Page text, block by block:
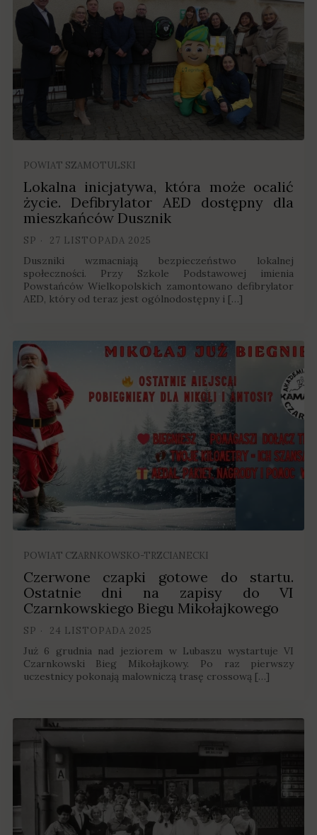
POWIAT SZAMOTULSKI
Lokalna inicjatywa, która może ocalić
życie. Defibrylator AED dostępny dla
mieszkańców Dusznik
SP 27 LISTOPADA 2025
Duszniki wzmacniają bezpieczeństwo lokalnej
społeczności. Przy Szkole Podstawowej imienia
Powstańców Wielkopolskich zamontowano defibrylator
AED, który od teraz jest ogólnodostępny i […]
POWIAT CZARNKOWSKO-TRZCIANECKI
Czerwone czapki gotowe do startu.
Ostatnie dni na zapisy do VI
Czarnkowskiego Biegu Mikołajkowego
SP 24 LISTOPADA 2025
Już 6 grudnia nad jeziorem w Lubaszu wystartuje VI
Czarnkowski Bieg Mikołajkowy. Po raz pierwszy
uczestnicy pokonają malowniczą trasę crossową […]